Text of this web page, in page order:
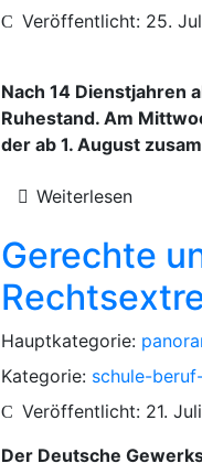
Veröffentlicht: 25.
Nach 14 Dienstjahren
Ruhestand. Am
der ab 1. August
Weiterlesen
Gerechte
Hauptkategorie:
Kategorie: schule-
Veröffentlicht: 21.
Der Deutsche